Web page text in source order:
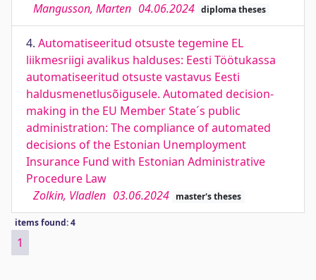
Mangusson, Marten 04.06.2024 diploma theses
4. Automatiseeritud otsuste tegemine EL
liikmesriigi avalikus halduses: Eesti Töötukassa
automatiseeritud otsuste vastavus Eesti
haldusmenetlusõigusele. Automated decision-
making in the EU Member State´s public
administration: The compliance of automated
decisions of the Estonian Unemployment
Insurance Fund with Estonian Administrative
Procedure Law
Zolkin, Vladlen 03.06.2024 master's theses
items found: 4
1